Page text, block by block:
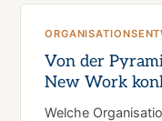
Von der
New Work
Welche